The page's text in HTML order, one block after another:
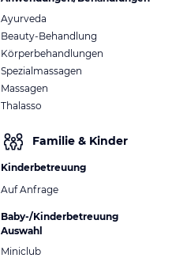
Ayurveda
Beauty-Behandlung
Körperbehandlungen
Spezialmassagen
Massagen
Thalasso
Familie & Kinder
Kinderbetreuung
Auf Anfrage
Baby-/Kinderbetreuung
Auswahl
Miniclub